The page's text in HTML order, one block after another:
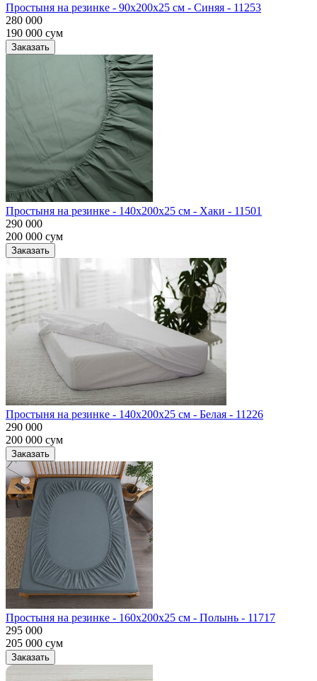
Простыня на резинке - 90x200x25 cм - Синяя - 11253
280 000
190 000 сум
Заказать
Простыня на резинке - 140x200x25 cм - Хаки - 11501
290 000
200 000 сум
Заказать
Простыня на резинке - 140x200x25 cм - Белая - 11226
290 000
200 000 сум
Заказать
Простыня на резинке - 160x200x25 cм - Полынь - 11717
295 000
205 000 сум
Заказать